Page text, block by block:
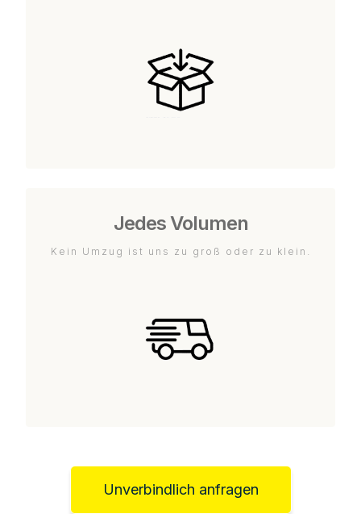
Jedes Volumen
Kein Umzug ist uns zu groß oder zu klein.
Unverbindlich anfragen